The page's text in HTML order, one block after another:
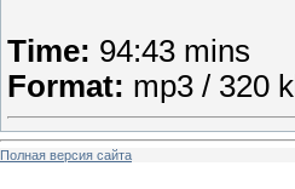
Time: 94:43 mins
Format: mp3 / 320
Полная версия сайта